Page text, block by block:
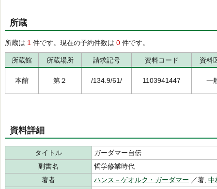
所蔵
所蔵は 1 件です。現在の予約件数は 0 件です。
所蔵館 所蔵場所 請求記号 資料コード 資料
本館 第２ /134.9/61/ 1103941447 一
資料詳細
タイトル
ガーダマー自伝
副書名
哲学修業時代
著者
ハンス－ゲオルク・ガーダマー ／著, 中